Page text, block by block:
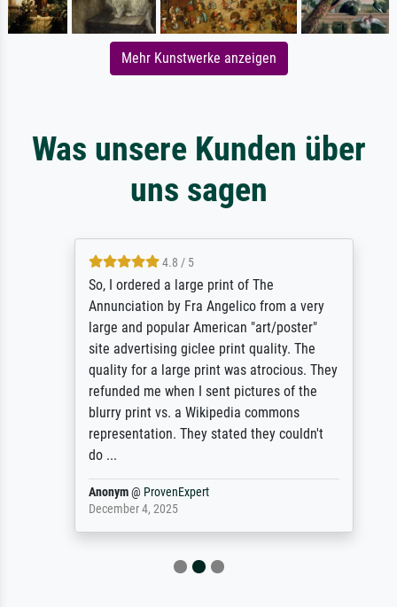
Mehr Kunstwerke anzeigen
Was unsere Kunden über
uns sagen
4.8 / 5
So, I ordered a large print of The
Annunciation by Fra Angelico from a very
large and popular American "art/poster"
site advertising giclee print quality. The
quality for a large print was atrocious. They
refunded me when I sent pictures of the
blurry print vs. a Wikipedia commons
representation. They stated they couldn't
do ...
Anonym@ProvenExpert
December 4, 2025